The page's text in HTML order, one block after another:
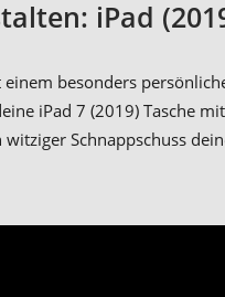
iPad
einem besonders
iPad 7 (2019) Tasche
Schnappschuss